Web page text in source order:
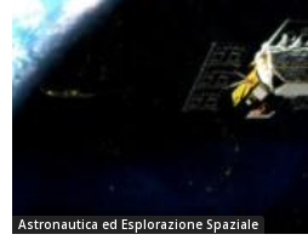
Astronautica ed Esplorazione Spaziale